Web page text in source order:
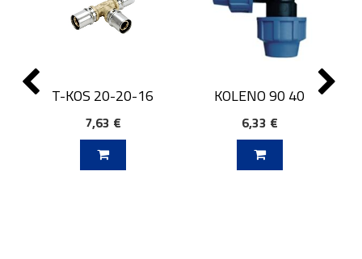
T-KOS 20-20-16
7,63 €
KOLENO 90 40
6,33 €